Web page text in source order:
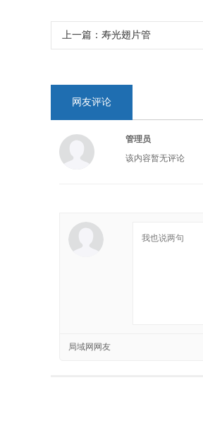
上一篇： 寿光翅片管
网友评论
管理员
该内容暂无评论
局域网网友